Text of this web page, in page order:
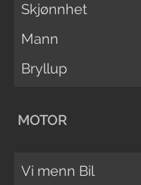
Skjønnhet
Mann
Bryllup
MOTOR
Vi menn Bil